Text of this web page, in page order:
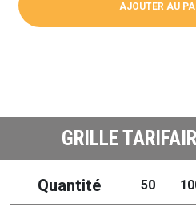
AJOUTER AU
GRILLE
Quantité 50